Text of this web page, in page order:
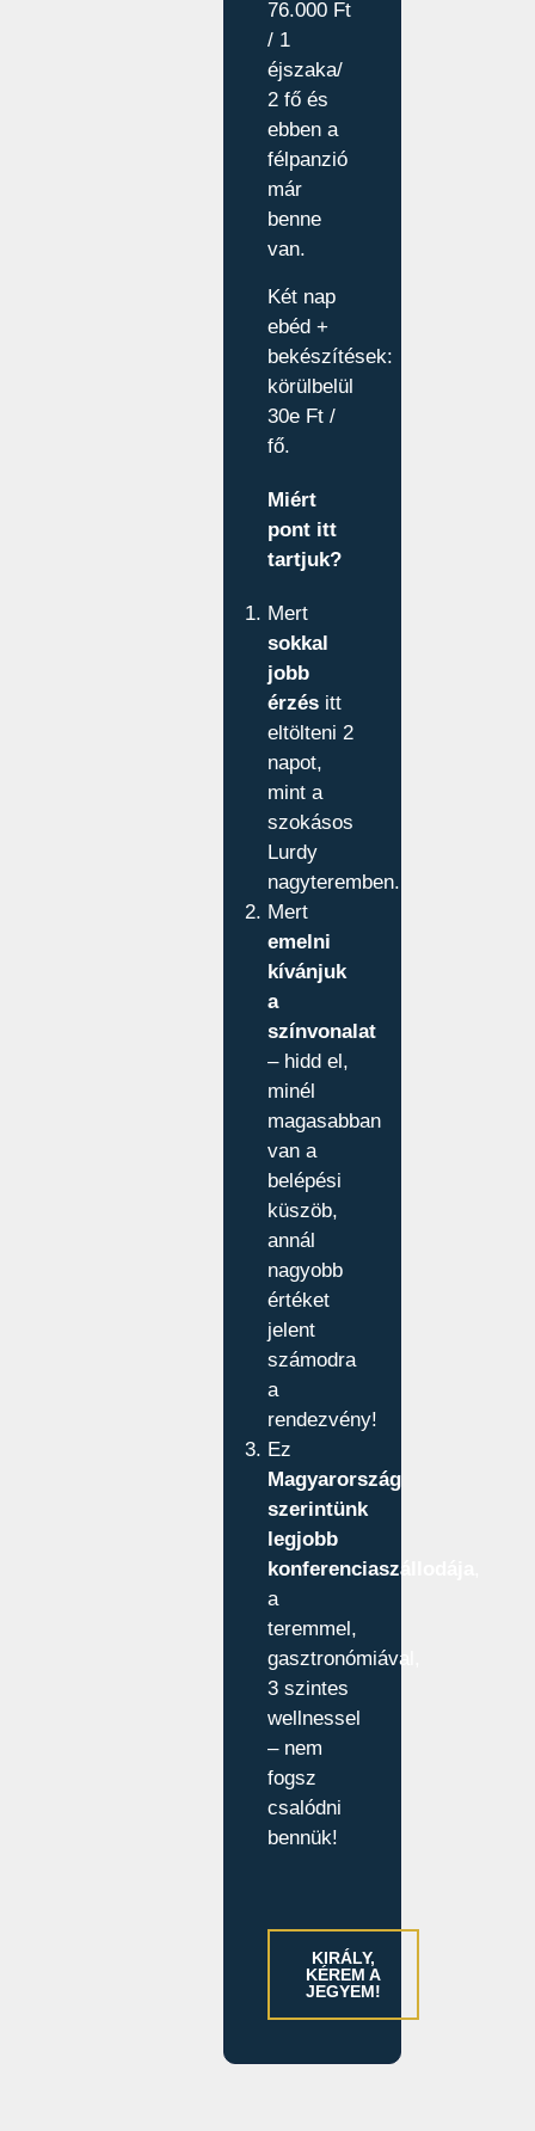
76.000 Ft
/ 1
éjszaka/
2 fő és
ebben a
félpanzió
már
benne
van.
Két nap
ebéd +
bekészítések:
körülbelül
30e Ft /
fő.
Miért
pont itt
tartjuk?
Mert
sokkal
jobb
érzésitt
eltölteni 2
napot,
mint a
szokásos
Lurdy
nagyteremben.
Mert
emelni
kívánjuk
a
színvonalat
– hidd el,
minél
magasabban
van a
belépési
küszöb,
annál
nagyobb
értéket
jelent
számodra
a
rendezvény!
Ez
Magyarország
szerintünk
legjobb
konferenciaszállodája
a
teremmel,
gasztronómiával,
3 szintes
wellnessel
– nem
fogsz
csalódni
bennük!
KIRÁLY,
KÉREM A
JEGYEM!